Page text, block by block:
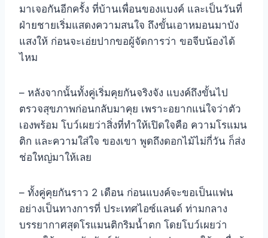
มาเจอกันอีกครั้ง ที่บ้านเพื่อนของแบงค์ และเป็นวันที่
ฝ่ายชายเริ่มแสดงความสนใจ ถึงขั้นเอาหมอนมาบัง
แสงให้ ก่อนจะเอ่ยปากขอผู้จัดการว่า ขอจีบน้องได้
ไหม
– หลังจากนั้นทั้งคู่เริ่มคุยกันจริงจัง แบงค์ถึงขั้นไป
ตรวจสุขภาพก่อนกลับมาคุย เพราะอยากแน่ใจว่าตัว
เองพร้อม โบว์เผยว่าสิ่งที่ทำให้เปิดใจคือ ความโรแมน
ติก และความใส่ใจ ของเขา พูดถึงดอกไม้ไม่กี่วัน ก็ส่ง
ช่อใหญ่มาให้เลย
– ทั้งคู่คุยกันราว 2 เดือน ก่อนแบงค์จะขอเป็นแฟน
อย่างเป็นทางการที่ ประเทศไอซ์แลนด์ ท่ามกลาง
บรรยากาศสุดโรแมนติกริมน้ำตก โดยโบว์เผยว่า